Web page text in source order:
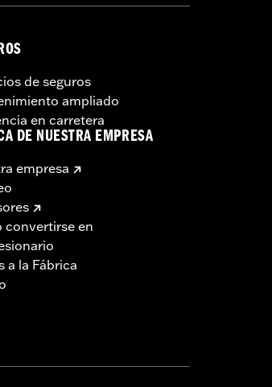
de seguros
ampliado
en carretera
DE NUESTRA EMPRESA
empresa
convertirse en
a la Fábrica